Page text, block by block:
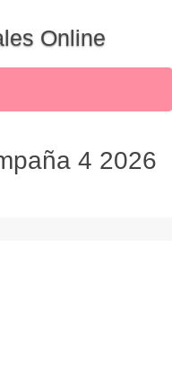
Online
4 2026